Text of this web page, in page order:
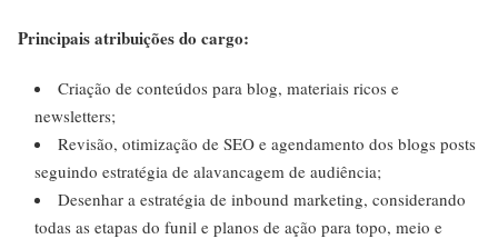
Principais atribuições do cargo:
Criação de conteúdos para blog, materiais ricos e
newsletters;
Revisão, otimização de SEO e agendamento dos blogs posts
seguindo estratégia de alavancagem de audiência;
Desenhar a estratégia de inbound marketing, considerando
todas as etapas do funil e planos de ação para topo, meio e